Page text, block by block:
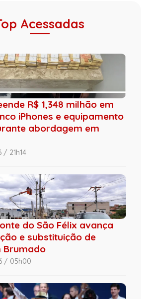
Acessadas
R$ 1,348 milhão em
iPhones e equipamento
abordagem em
/ 21h14
do São Félix avança
e substituição de
Brumado
/ 05h00